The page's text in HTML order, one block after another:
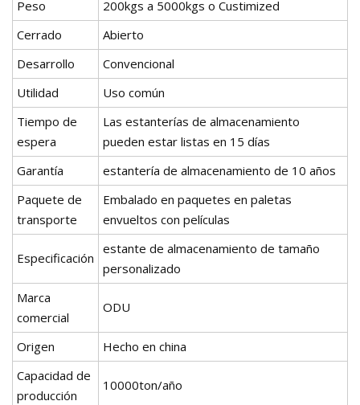
Peso
200kgs a 5000kgs o Custimized
Cerrado
Abierto
Desarrollo
Convencional
Utilidad
Uso común
Tiempo de
espera
Las estanterías de almacenamiento
pueden estar listas en 15 días
Garantía
estantería de almacenamiento de 10 años
Paquete de
transporte
Embalado en paquetes en paletas
envueltos con películas
Especificación
estante de almacenamiento de tamaño
personalizado
Marca
comercial
ODU
Origen
Hecho en china
Capacidad de
producción
10000ton/año